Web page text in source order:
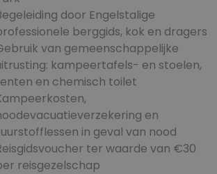
door Engelstalige
berggids, kok en dragers
van gemeenschappelijke
kampeertafels- en stoelen,
en chemisch toilet
en
in geval van nood
ter waarde van €30
reisgezelschap